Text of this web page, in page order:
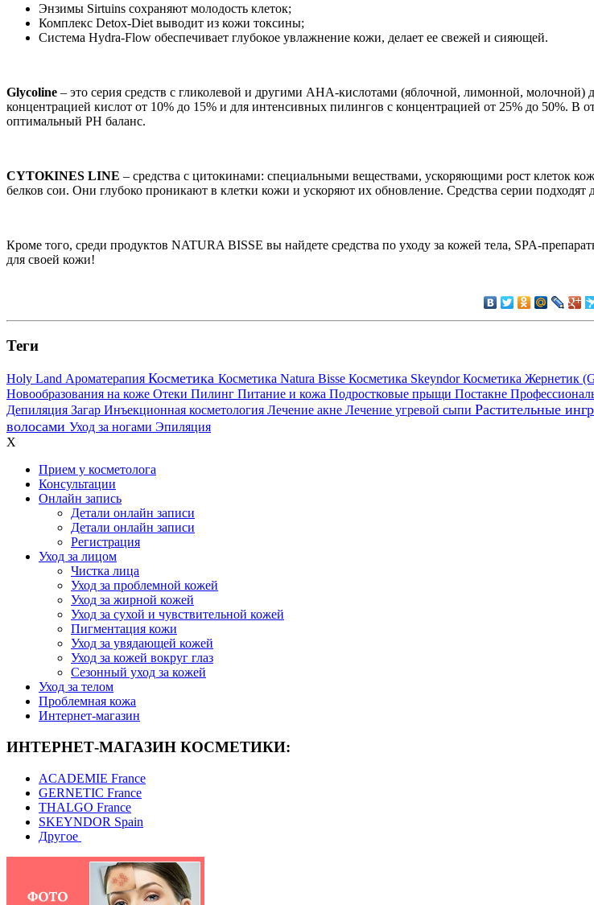
Энзимы Sirtuins сохраняют молодость клеток;
Комплекс Detox-Diet выводит из кожи токсины;
Система Hydra-Flow обеспечивает глубокое увлажнение кожи, делает ее свежей и сияющей.
Glycoline – это серия средств с гликолевой и другими AHA-кислотами (яблочной, лимонной,
концентрацией кислот от 10% до 15% и для интенсивных пилингов с концентрацией от 25% до 50%.
оптимальный PH баланс.
CYTOKINES LINE – средства с цитокинами: специальными веществами, ускоряющими рост клеток
белков сои. Они глубоко проникают в клетки кожи и ускоряют их обновление. Средства серии подходят
Кроме того, среди продуктов NATURA BISSE вы найдете средства по уходу за кожей тела, SPA-
для своей кожи!
Теги
Holy Land Ароматерапия Косметика Косметика Natura Bisse Косметика SkeyndorКосметика Жернетик
Новообразования на коже Отеки Пилинг Питание и кожа Подростковые прыщи Постакне
Депиляция Загар Инъекционная косметология Лечение акне Лечение угревой сыпи Растительные
волосами Уход за ногами Эпиляция
X
Прием у косметолога
Консультации
Онлайн запись
Детали онлайн записи
Детали онлайн записи
Регистрация
Уход за лицом
Чистка лица
Уход за проблемной кожей
Уход за жирной кожей
Уход за сухой и чувствительной кожей
Пигментация кожи
Уход за увядающей кожей
Уход за кожей вокруг глаз
Сезонный уход за кожей
Уход за телом
Проблемная кожа
Интернет-магазин
ИНТЕРНЕТ-МАГАЗИН КОСМЕТИКИ:
ACADEMIE France
GERNETIC France
THALGO France
SKEYNDOR Spain
Другое